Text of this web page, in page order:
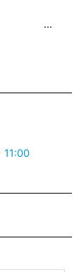
···
11:00